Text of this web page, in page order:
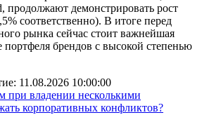
продолжают демонстрировать рост
соответственно). В итоге перед
рынка сейчас стоит важнейшая
портфеля брендов с высокой степенью
11.08.2026 10:00:00
при владении несколькими
корпоративных конфликтов?